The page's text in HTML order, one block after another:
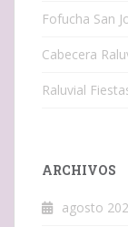
Fofucha San
Cabecera
Raluvial
ARCHIVOS
agosto